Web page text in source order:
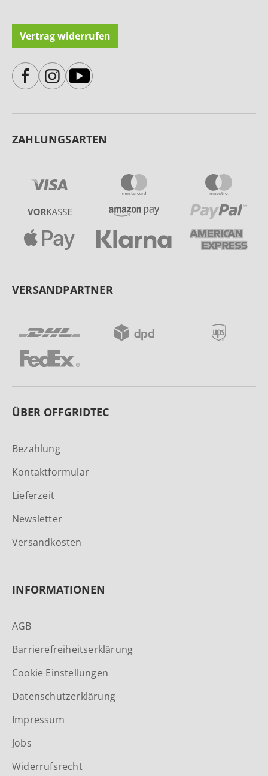
Vertrag widerrufen
ZAHLUNGSARTEN
VERSANDPARTNER
ÜBER OFFGRIDTEC
Bezahlung
Kontaktformular
Lieferzeit
Newsletter
Versandkosten
INFORMATIONEN
AGB
Barrierefreiheitserklärung
Cookie Einstellungen
Datenschutzerklärung
Impressum
Jobs
Widerrufsrecht